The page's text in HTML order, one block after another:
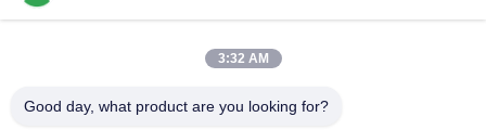
αστυνομίας
4G φορεμένη σώμα
Κάμερα κρανών
3:32 AM
Good day, what product are you looking for?